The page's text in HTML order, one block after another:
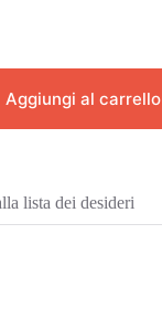
Aggiungi al carrello
lista dei desideri